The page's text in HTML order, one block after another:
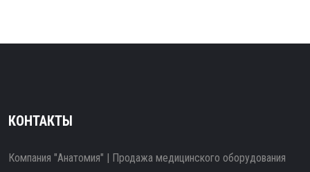
КОНТАКТЫ
Компания "Анатомия" | Продажа медицинского оборудования